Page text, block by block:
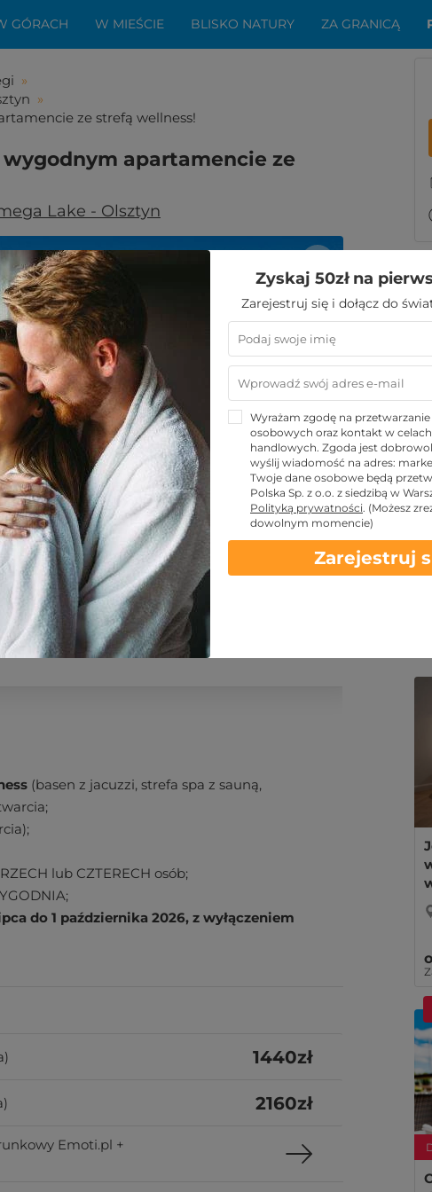
GÓRACH W MIEŚCIE BLISKO NATURY ZA GRANICĄ
»
»
ze strefą wellness!
wygodnym apartamencie ze
Lake - Olsztyn
Ci się ta oferta?
zaledwie kilka kroków do niezwykłego
wypoczynku
KUPUJĘ
kontaktowe Warunki
(basen z jacuzzi, strefa spa z sauną,
lub CZTERECH osób;
do 1 października 2026, z wyłączeniem
1440zł
2160zł
Emoti.pl +
Zyskaj 50zł na
Zarejestruj się i dołącz do
Wyrażam zgodę na
osobowych oraz kontakt w
handlowych. Zgoda jest
wyślij wiadomość na adres:
Twoje dane osobowe będą
Polska Sp. z o.o. z siedzibą w
Polityką prywatności. (Możesz
dowolnym momencie)
Zarejestruj